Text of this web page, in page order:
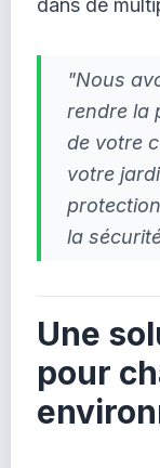
"Nous
rendre la
de votre
votre
la
Une
pour